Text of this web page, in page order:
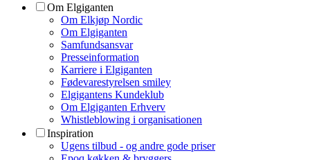
Om Elgiganten
Om Elkjøp Nordic
Om Elgiganten
Samfundsansvar
Presseinformation
Karriere i Elgiganten
Fødevarestyrelsen smiley
Elgigantens Kundeklub
Om Elgiganten Erhverv
Whistleblowing i organisationen
Inspiration
Ugens tilbud - og andre gode priser